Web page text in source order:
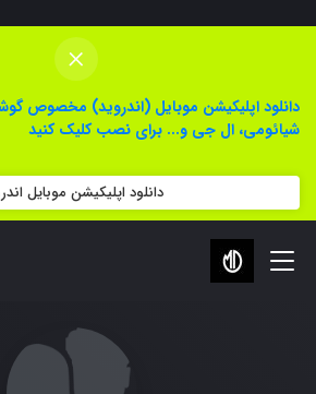
×
دانلود اپلیکیشن موبایل (اندروید) مخصوص
شیائومی، ال جی و... برای نصب کلیک کنید
دانلود اپلیکیشن موبایل